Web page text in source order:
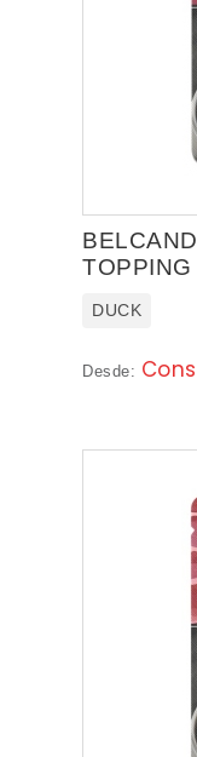
TOPPING
DUCK
Desde: